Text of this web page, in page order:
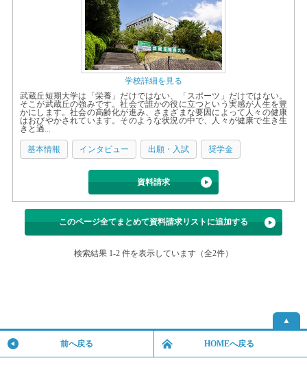
学校詳細を見る
武蔵丘短期大学は「栄養」だけではない、「スポーツ」だけではない。
そこが武蔵丘の強みです。社会で誰かの役に立つという実感が人生を豊
かにします。社会の高齢化が進み、さまざまな要因によって人々の健康
はおびやかされています。そのような状況の中で、人々が健康で生き生
きと過...
基本情報 インタビュー 出願・入試 奨学金
資料請求
このページ全てまとめて資料請求リストに追加する
検索結果 1-2 件を表示しています（全2件）
▲
前へ戻る HOMEへ戻る